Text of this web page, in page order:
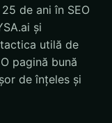
de ani în SEO
și
utilă de
pagină bună
de înțeles și